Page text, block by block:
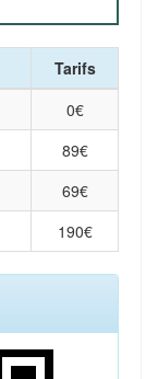
Tarifs
0€
89€
69€
190€